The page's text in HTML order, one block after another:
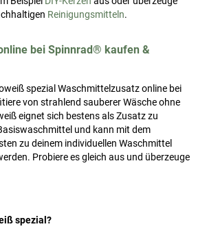
Reinigungsmitteln.
bei Spinnrad® kaufen &
spezial Waschmittelzusatz online bei
von strahlend sauberer Wäsche ohne
eignet sich bestens als Zusatz zu
und kann mit dem
zu deinem individuellen Waschmittel
Probiere es gleich aus und überzeuge
spezial?